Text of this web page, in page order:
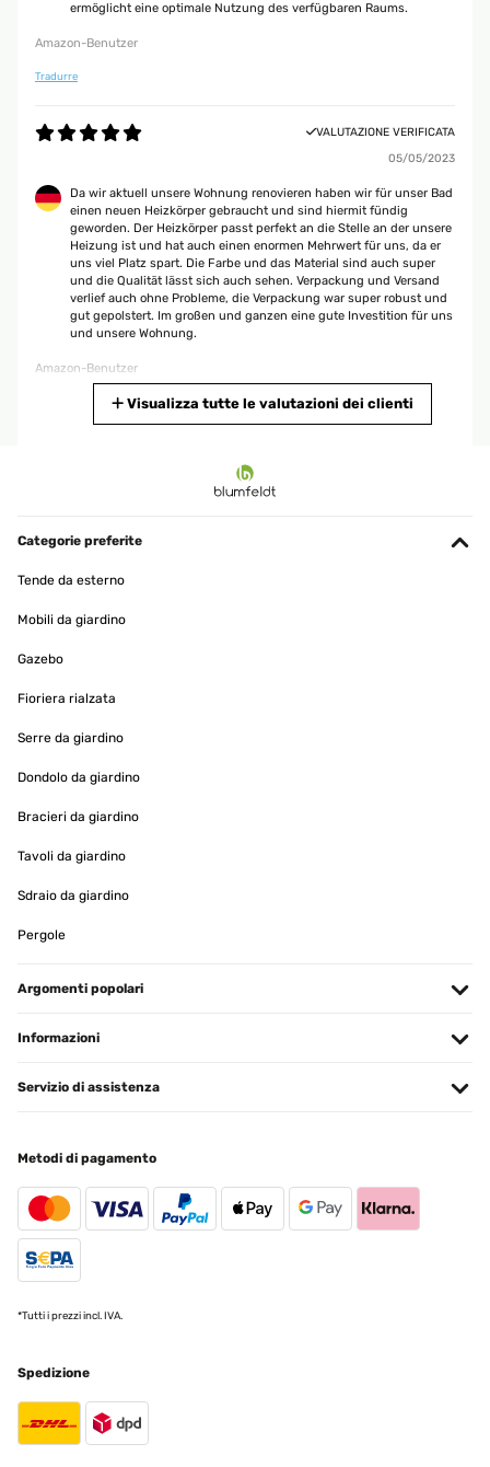
ermöglicht eine optimale Nutzung des verfügbaren Raums.
Amazon-Benutzer
Tradurre
VALUTAZIONE VERIFICATA
05/05/2023
Da wir aktuell unsere Wohnung renovieren haben wir für unser Bad
einen neuen Heizkörper gebraucht und sind hiermit fündig
geworden. Der Heizkörper passt perfekt an die Stelle an der unsere
Heizung ist und hat auch einen enormen Mehrwert für uns, da er
uns viel Platz spart. Die Farbe und das Material sind auch super
und die Qualität lässt sich auch sehen. Verpackung und Versand
verlief auch ohne Probleme, die Verpackung war super robust und
gut gepolstert. Im großen und ganzen eine gute Investition für uns
und unsere Wohnung.
Amazon-Benutzer
Bad sehr klein ist und wir ihn zur Ergänzung für die
Fußbodenheizung benötigen. Die Installation durch einen
und Qualität hat auch einen guten Eindruck gemacht. Außerdem
muy rápido, me dieron un rango de fechas y el primer día, ya lo
tenía en casa.Llegó muy bien embalado y protegido. Yo cogí el
pequeño, y es ligero y de calidad. Funciona de lujo, da buen calor y
Tradurre
ist Kratz und stoßfest.Angeschlossen ist der Heizkörper relativ
Amazon-Benutzer
Tradurre
Visualizza tutte le valutazioni dei clienti
Categorie preferite
Tende da esterno
Mobili da giardino
Gazebo
Fioriera rialzata
Serre da giardino
Dondolo da giardino
Bracieri da giardino
Tavoli da giardino
Sdraio da giardino
Pergole
Argomenti popolari
Informazioni
Servizio di assistenza
Metodi di pagamento
*Tutti i prezzi incl. IVA.
Spedizione